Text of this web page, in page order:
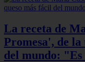
La receta de
Promesa', de la
del mundo: